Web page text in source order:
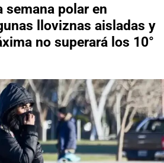
semana polar en
lloviznas aisladas y
no superará los 10°